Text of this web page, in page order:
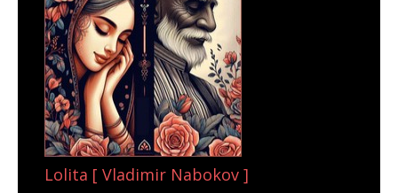
Lolita [ Vladimir Nabokov ]